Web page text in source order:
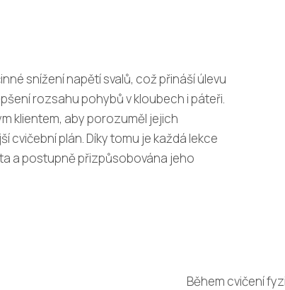
snížení napětí svalů, což přináší úlevu
rozsahu pohybů v kloubech i páteři.
klientem, aby porozuměl jejich
cvičební plán. Díky tomu je každá lekce
a postupně přizpůsobována jeho
Během cvičení